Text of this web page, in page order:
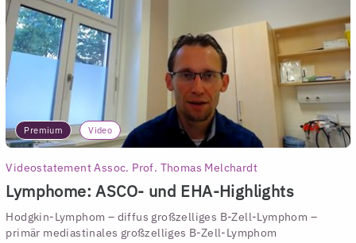
Premium Video
Videostatement Assoc. Prof. Thomas Melchardt
Lymphome: ASCO- und EHA-Highlights
Hodgkin-Lymphom – diffus großzelliges B-Zell-Lymphom –
primär mediastinales großzelliges B-Zell-Lymphom